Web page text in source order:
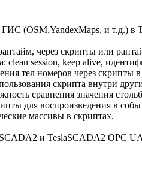
(OSM,YandexMaps, и т.д.) в
через скрипты или
clean session, keep alive,
тел номеров через скрипты
скрипта внутри
сравнения значения
для воспроизведения в
массивы в скриптах.
и TeslaSCADA2 OPC